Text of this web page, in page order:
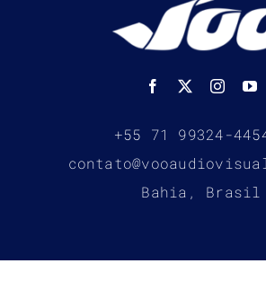
+55 71 99324-
Bahia, Brasil